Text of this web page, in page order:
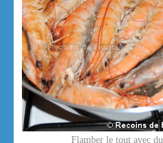
Flamber le tout avec